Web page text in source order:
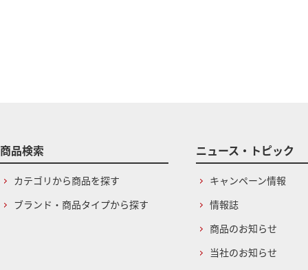
商品検索
カテゴリから商品を探す
ブランド・商品タイプから探す
ニュース・トピック
キャンペーン情報
情報誌
商品のお知らせ
当社のお知らせ